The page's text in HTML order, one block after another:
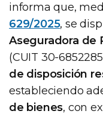
informa que,
629/2025, se
Aseguradora de
(CUIT 30-
de disposición
estableciendo
de bienes, con